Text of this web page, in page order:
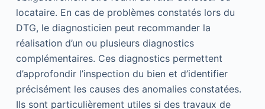
locataire. En cas de problèmes constatés lors du
DTG, le diagnosticien peut recommander la
réalisation d’un ou plusieurs diagnostics
complémentaires. Ces diagnostics permettent
d’approfondir l’inspection du bien et d’identifier
précisément les causes des anomalies constatées.
Ils sont particulièrement utiles si des travaux de